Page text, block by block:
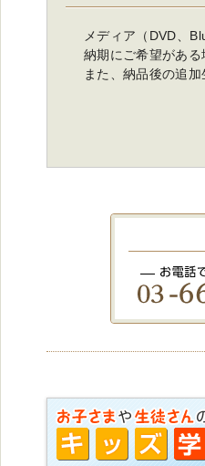
メディア（DVD、
納期にご希望がある
また、納品後の追